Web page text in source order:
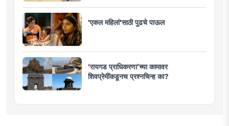
'एकल महिलां'साठी पुढचे पाऊल
‘रायगड प्राधिकरणा’च्या कामावर
शिवप्रेमींकडूनच प्रश्नचिन्ह का?